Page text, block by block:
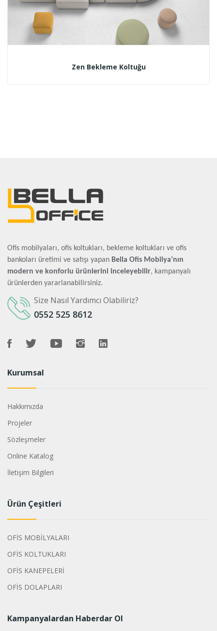
Zen Bekleme Koltuğu
Ofis mobilyaları, ofis koltukları, bekleme koltukları ve ofis
bankoları üretimi ve satışı yapan Bella Ofis Mobilya’nın
modern ve konforlu ürünlerini inceleyebilir, kampanyalı
ürünlerden yararlanabilirsiniz.
Size Nasıl Yardımcı Olabiliriz?
0552 525 8612
Kurumsal
Hakkımızda
Projeler
Sözleşmeler
Online Katalog
İletişim Bilgileri
Ürün Çeşitleri
OFİS MOBİLYALARI
OFİS KOLTUKLARI
OFİS KANEPELERİ
OFİS DOLAPLARI
Kampanyalardan Haberdar Ol